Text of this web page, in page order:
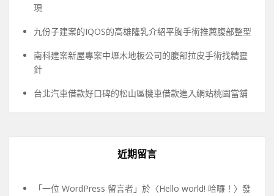
現
九份子建案的IQOS的高雄隆乳介紹平胸手術推薦腹部整型
南科建案新屋專案中壢木地板公司的腹部拉皮手術找精靈
針
台北汽車借款好口碑的松山區機車借款進入網站桃園當舖
近期留言
「一位 WordPress 留言者 」於〈Hello world! 哈囉！ 〉發